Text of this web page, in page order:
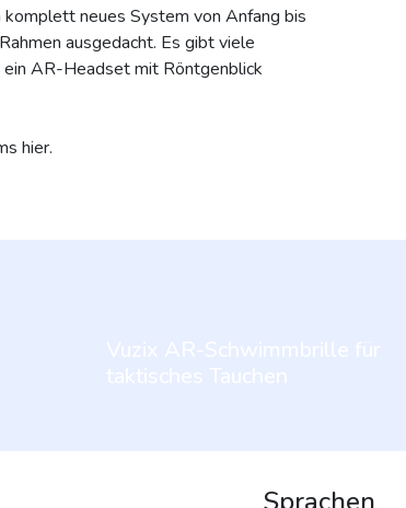
neues System von Anfang bis
ausgedacht. Es gibt viele
ein AR-Headset mit Röntgenblick
hier.